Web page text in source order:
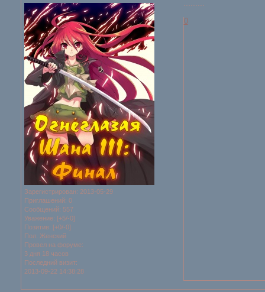
Зарегистрирован: 2013-05-29
Приглашений: 0
Сообщений: 557
Уважение: [+5/-0]
Позитив: [+0/-0]
Пол: Женский
Провел на форуме:
3 дня 18 часов
Последний визит:
2013-09-22 14:38:28
0